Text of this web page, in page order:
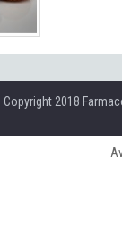
Copyright 2018